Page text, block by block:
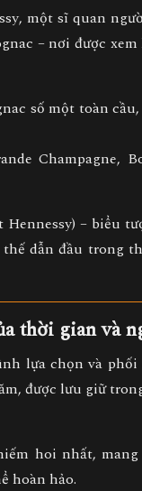
, một sĩ quan
– nơi được
số một toàn cầu
Champagne,
– biểu
dẫn đầu trong
thời gian và
lựa chọn và phối
, được lưu giữ
hoi nhất,
hoàn hảo.